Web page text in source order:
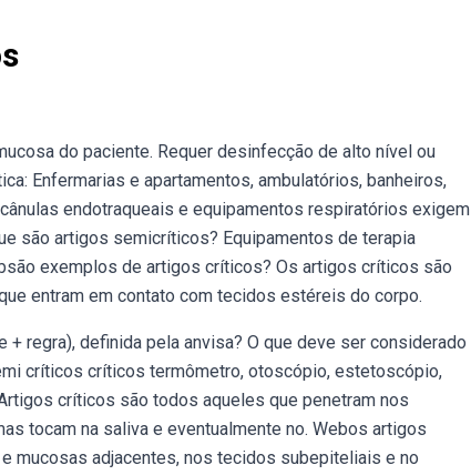
do paciente. Requer desinfecção de alto nível ou
Enfermarias e apartamentos, ambulatórios, banheiros,
endotraqueais e equipamentos respiratórios exigem
são artigos semicríticos? Equipamentos de terapia
exemplos de artigos críticos? Os artigos críticos são
entram em contato com tecidos estéreis do corpo.
regra), definida pela anvisa? O que deve ser considerado
críticos críticos termômetro, otoscópio, estetoscópio,
críticos são todos aqueles que penetram nos
tocam na saliva e eventualmente no. Webos artigos
mucosas adjacentes, nos tecidos subepiteliais e no